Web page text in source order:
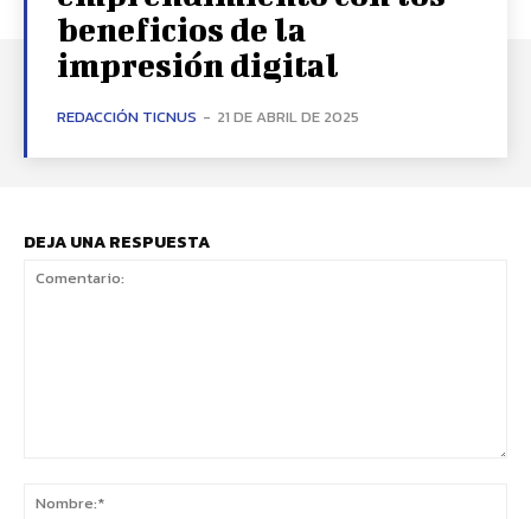
beneficios de la
impresión digital
REDACCIÓN TICNUS - 21 DE ABRIL DE 2025
DEJA UNA RESPUESTA